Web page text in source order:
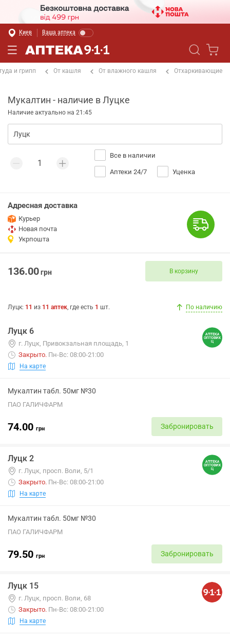
Киев Ваша аптека
и грипп От кашля От влажного кашля Отхаркивающие
Мукалтин - наличие в Луцке
Наличие актуально на 21:45
Все в наличии
Аптеки 24/7 Уценка
Адресная доставка
Курьер
Новая почта
Укрпошта
136.00грн В корзину
Луцк: 11 из 11 аптек, где есть 1 шт. По наличию
Луцк 6
г. Луцк, Привокзальная площадь, 1
Закрыто. Пн-Вс: 08:00-21:00
На карте
Мукалтин табл. 50мг №30
ПАО ГАЛИЧФАРМ
74.00 грн Забронировать
Луцк 2
г. Луцк, просп. Воли, 5/1
Закрыто. Пн-Вс: 08:00-21:00
На карте
Мукалтин табл. 50мг №30
ПАО ГАЛИЧФАРМ
79.50 грн Забронировать
Луцк 15
г. Луцк, просп. Воли, 68
Закрыто. Пн-Вс: 08:00-21:00
На карте